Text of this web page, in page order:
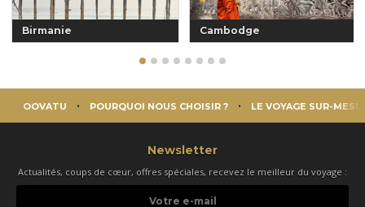
Birmanie Cambodge
OOVATU POURQUOI NOUS CHOISIR ? LE VOYAGE SUR-
Newsletter
Actualités, coups de cœur, offres spéciales, recevez le meilleur du voyage :